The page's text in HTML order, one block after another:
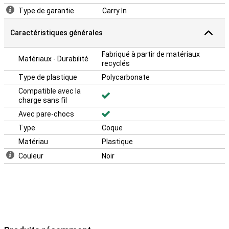
Type de garantie
Carry In
Caractéristiques générales
Matériaux - Durabilité
Fabriqué à partir de matériaux
recyclés
Type de plastique
Polycarbonate
Compatible avec la
charge sans fil
Avec pare-chocs
Type
Coque
Matériau
Plastique
Couleur
Noir